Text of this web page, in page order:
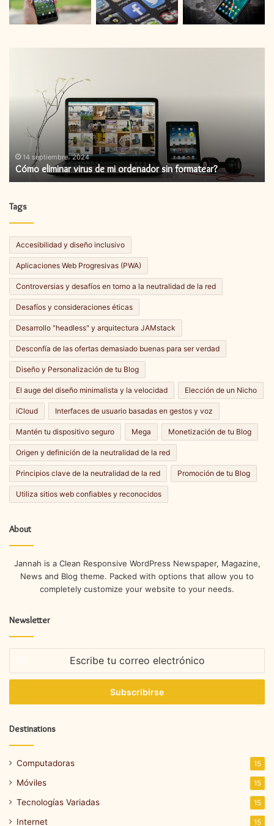
actualización
firmware?
14 septiembre، 2024
Cómo instalar una actualización de firmware?
Tags
Accesibilidad y diseño inclusivo
Aplicaciones Web Progresivas (PWA)
Controversias y desafíos en torno a la neutralidad de la red
Desafíos y consideraciones éticas
Desarrollo "headless" y arquitectura JAMstack
Desconfía de las ofertas demasiado buenas para ser verdad
Diseño y Personalización de tu Blog
El auge del diseño minimalista y la velocidad Elección de un Nicho
iCloud Interfaces de usuario basadas en gestos y voz
Mantén tu dispositivo seguro Mega Monetización de tu Blog
Origen y definición de la neutralidad de la red
Principios clave de la neutralidad de la red Promoción de tu Blog
Utiliza sitios web confiables y reconocidos
About
Jannah is a Clean Responsive WordPress Newspaper, Magazine,
News and Blog theme. Packed with options that allow you to
completely customize your website to your needs.
Newsletter
correo
Destinations
Computadoras 15
Móviles 15
Tecnologías Variadas 15
Internet 15